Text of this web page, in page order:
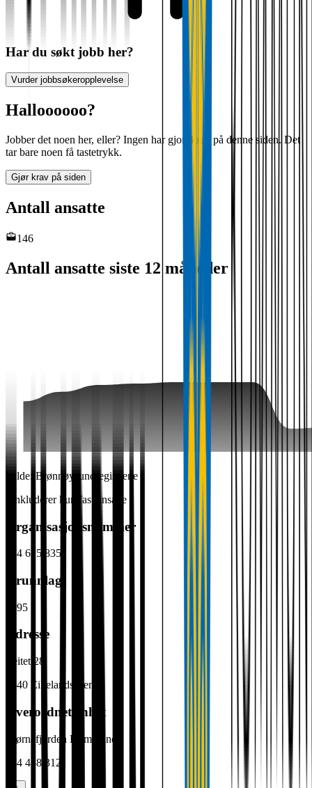
Har du søkt jobb her?
Vurder jobbsøkeropplevelse
Halloooooo?
Jobber det noen her, eller? Ingen har gjort krav på denne siden. Det
tar bare noen få tastetrykk.
Gjør krav på siden
Antall ansatte
146
Antall ansatte siste 12 måneder
Kilde: Brønnøysundregistrene
*Inkluderer kun fast ansatte
Organisasjonsnummer
974 615 835
Grunnlagt
1995
Adresse
Leitet 28
5640 Eikelandsosen
Overordnet enhet
Bjørnafjorden Kommune
844 458 312